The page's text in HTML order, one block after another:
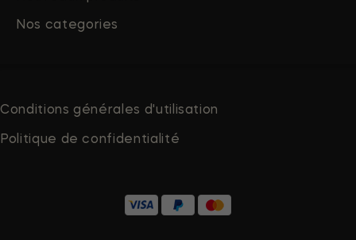
Nos categories
Conditions générales d'utilisation
Politique de confidentialité